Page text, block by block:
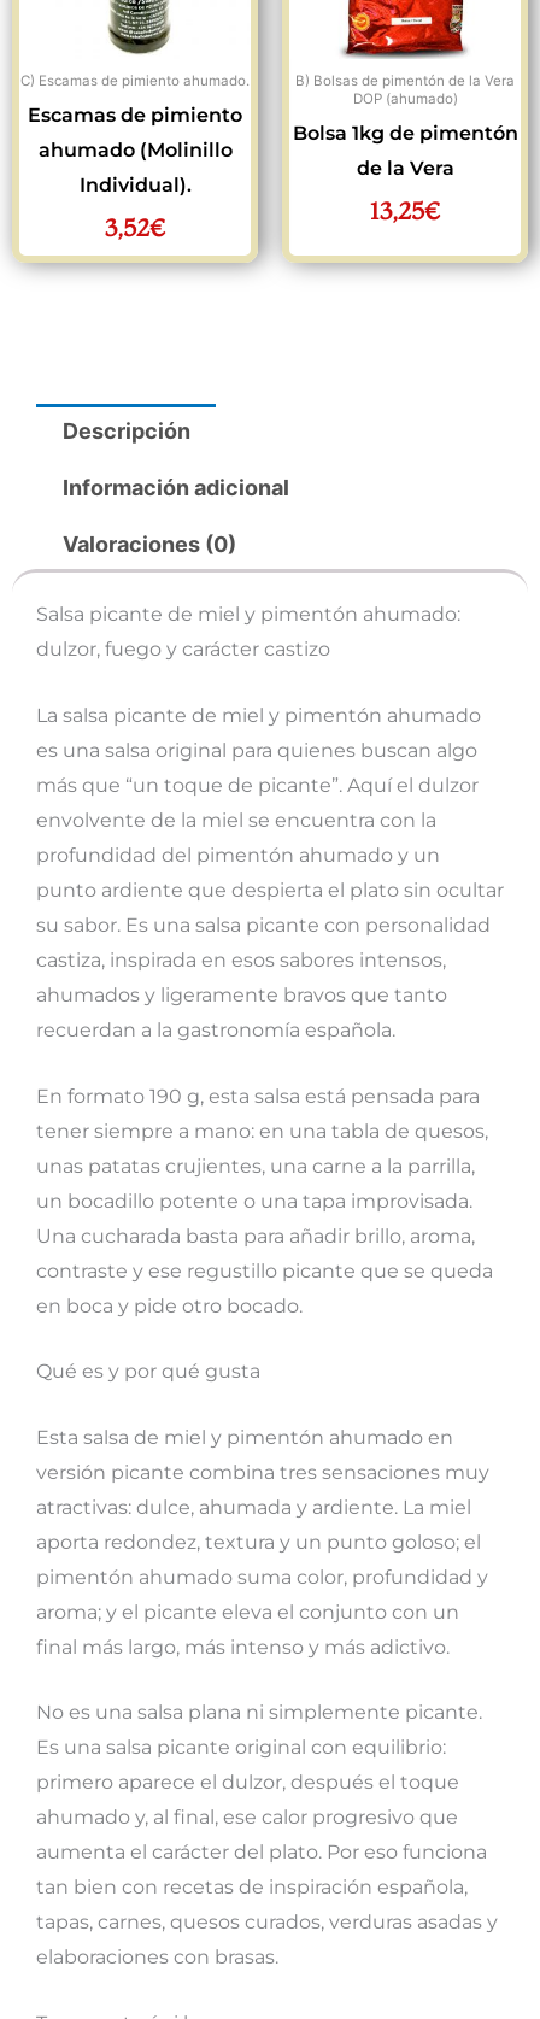
C) Escamas de pimiento ahumado.
Escamas de pimiento
ahumado (Molinillo
Individual).
3,52€
B) Bolsas de pimentón de la Vera
DOP (ahumado)
Bolsa 1kg de pimentón
de la Vera
13,25€
Descripción
Información adicional
Valoraciones (0)
Salsa picante de miel y pimentón ahumado:
dulzor, fuego y carácter castizo
La salsa picante de miel y pimentón ahumado
es una salsa original para quienes buscan algo
más que “un toque de picante”. Aquí el dulzor
envolvente de la miel se encuentra con la
profundidad del pimentón ahumado y un
punto ardiente que despierta el plato sin ocultar
su sabor. Es una salsa picante con personalidad
castiza, inspirada en esos sabores intensos,
ahumados y ligeramente bravos que tanto
recuerdan a la gastronomía española.
En formato 190 g, esta salsa está pensada para
tener siempre a mano: en una tabla de quesos,
unas patatas crujientes, una carne a la parrilla,
un bocadillo potente o una tapa improvisada.
Una cucharada basta para añadir brillo, aroma,
contraste y ese regustillo picante que se queda
en boca y pide otro bocado.
Qué es y por qué gusta
Esta salsa de miel y pimentón ahumado en
versión picante combina tres sensaciones muy
atractivas: dulce, ahumada y ardiente. La miel
aporta redondez, textura y un punto goloso; el
pimentón ahumado suma color, profundidad y
aroma; y el picante eleva el conjunto con un
final más largo, más intenso y más adictivo.
No es una salsa plana ni simplemente picante.
Es una salsa picante original con equilibrio:
primero aparece el dulzor, después el toque
ahumado y, al final, ese calor progresivo que
aumenta el carácter del plato. Por eso funciona
tan bien con recetas de inspiración española,
tapas, carnes, quesos curados, verduras asadas y
elaboraciones con brasas.